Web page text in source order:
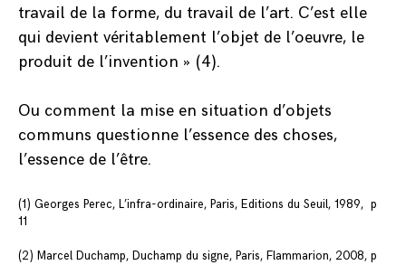
travail de la forme, du travail de l’art. C’est elle
qui devient véritablement l’objet de l’oeuvre, le
produit de l’invention » (4).
Ou comment la mise en situation d’objets
communs questionne l’essence des choses,
l’essence de l’être.
(1) Georges Perec, L’infra-ordinaire, Paris, Editions du Seuil, 1989, p
11
(2) Marcel Duchamp, Duchamp du signe, Paris, Flammarion, 2008, p